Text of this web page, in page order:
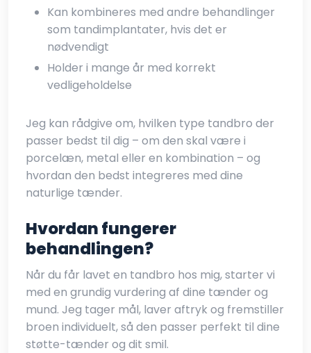
Kan kombineres med andre behandlinger
som tandimplantater, hvis det er
nødvendigt
Holder i mange år med korrekt
vedligeholdelse
Jeg kan rådgive om, hvilken type tandbro der
passer bedst til dig – om den skal være i
porcelæn, metal eller en kombination – og
hvordan den bedst integreres med dine
naturlige tænder.
Hvordan fungerer
behandlingen?
Når du får lavet en tandbro hos mig, starter vi
med en grundig vurdering af dine tænder og
mund. Jeg tager mål, laver aftryk og fremstiller
broen individuelt, så den passer perfekt til dine
støtte-tænder og dit smil.